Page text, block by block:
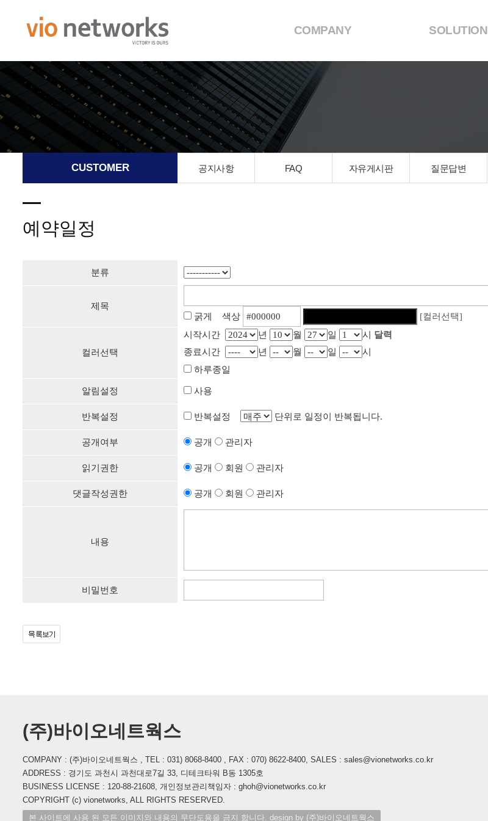
COMPANY SOLUTION
CUSTOMER 공지사항 FAQ 자유게시판 질문답변
예약일정
분류
제목
굵게 색상
[컬러선택]
컬러선택
시작시간 년 월 일 시 달력
종료시간
년 월 일
시
하루종일
알림설정 사용
반복설정 반복설정 단위로 일정이 반복됩니다.
공개여부 공개 관리자
읽기권한 공개 회원 관리자
댓글작성권한 공개 회원 관리자
내용
비밀번호
(주)바이오네트웍스
COMPANY : (주)바이오네트웍스 , TEL : 031) 8068-8400 , FAX : 070) 8622-8400, SALES : sales@vionetworks.co.kr
ADDRESS : 경기도 과천시 과천대로7길 33, 디테크타워 B동 1305호
BUSINESS LICENSE : 120-88-21608, 개인정보관리책임자 : ghoh@vionetworks.co.kr
COPYRIGHT (c) vionetworks, ALL RIGHTS RESERVED.
본 사이트에 사용 된 모든 이미지와 내용의 무단도용을 금지 합니다. design by (주)바이오네트웍스